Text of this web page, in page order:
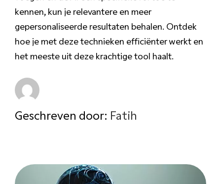
kennen, kun je relevantere en meer
gepersonaliseerde resultaten behalen. Ontdek
hoe je met deze technieken efficiënter werkt en
het meeste uit deze krachtige tool haalt.
Geschreven door: Fatih